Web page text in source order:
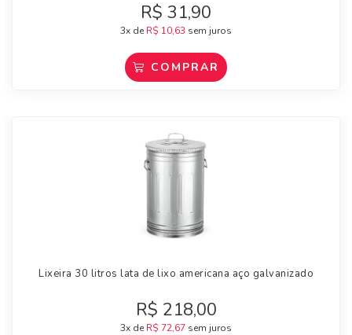
R$ 31,90
3x de R$ 10,63 sem juros
COMPRAR
Lixeira 30 litros lata de lixo americana aço galvanizado
R$ 218,00
3x de R$ 72,67 sem juros